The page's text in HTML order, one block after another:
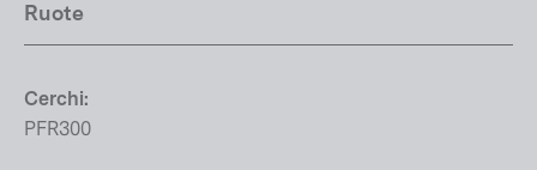
Ruote
Cerchi:
PFR300